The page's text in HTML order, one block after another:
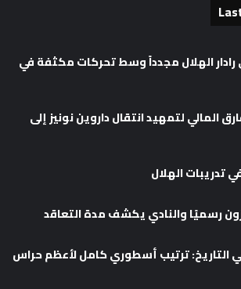
الهلال مجدداً وسط تحركات مكثفة في
المالي لتمهيد انتقال داروين نونيز إلى
تدريبات الهلال
رسميًا والنادي يكشف مدة التعاقد
في التاريخ: ترتيب أسطوري كامل لأعظم حراس